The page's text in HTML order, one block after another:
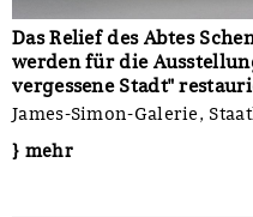
Das Relief des Abtes
werden für die
vergessene Stadt"
James-Simon-Galerie,
} mehr